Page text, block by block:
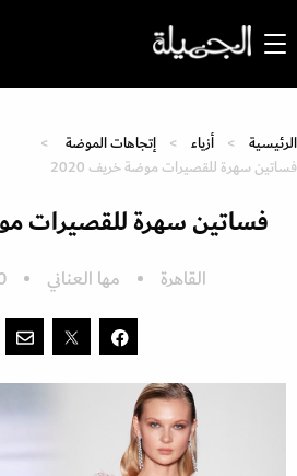
الرئيسية أزياء
إتجاهات الموضة
فساتين سهرة للقصيرات موضة خريف 2020
فساتين سهرة للقصيرات
القاهرة مها العناني 10